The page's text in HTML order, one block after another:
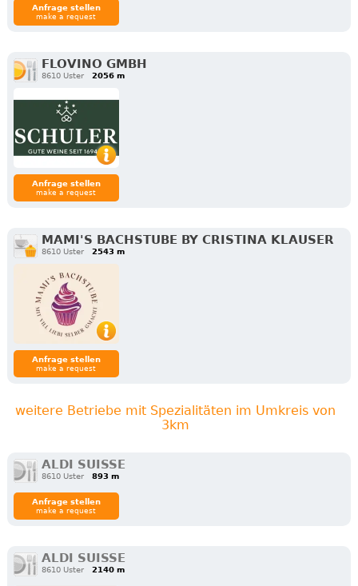
Anfrage stellen
make a request
FLOVINO GMBH
8610 Uster 2056 m
Anfrage stellen
make a request
MAMI'S BACHSTUBE BY CRISTINA KLAUSER
8610 Uster 2543 m
Anfrage stellen
make a request
weitere Betriebe mit Spezialitäten im Umkreis von
3km
ALDI SUISSE
8610 Uster 893 m
Anfrage stellen
make a request
ALDI SUISSE
8610 Uster 2140 m